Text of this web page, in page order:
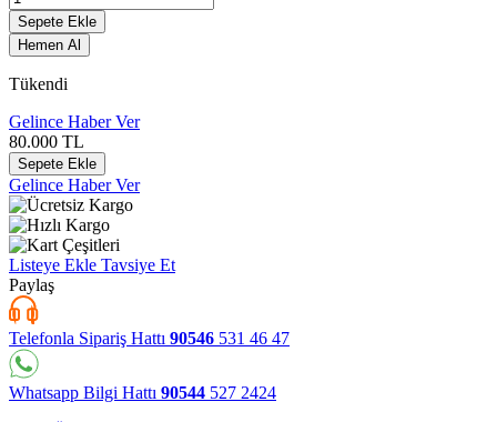
Sepete Ekle
Hemen Al
Tükendi
Gelince Haber Ver
80.000 TL
Sepete Ekle
Gelince Haber Ver
Listeye Ekle Tavsiye Et
Paylaş
Telefonla Sipariş Hattı 90546 531 46 47
Whatsapp Bilgi Hattı 90544 527 2424